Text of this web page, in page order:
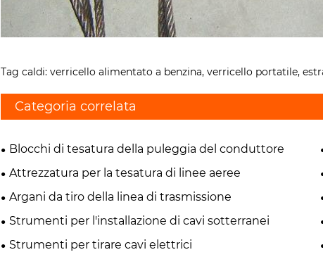
Tag caldi: verricello alimentato a benzina, verricello portatile,
Categoria correlata
Blocchi di tesatura della puleggia del conduttore
Attrezzatura per la tesatura di linee aeree
Argani da tiro della linea di trasmissione
Strumenti per l'installazione di cavi sotterranei
Strumenti per tirare cavi elettrici